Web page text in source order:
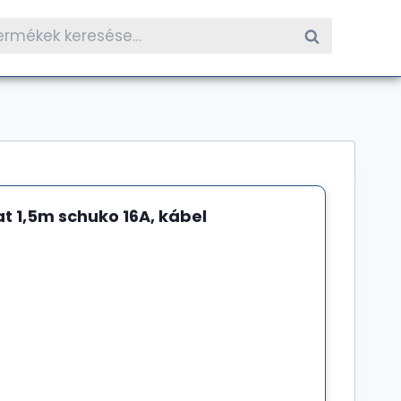
Keresés
1,5m schuko 16A, kábel